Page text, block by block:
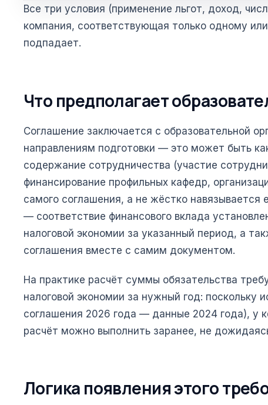
Все три условия (применение льгот, доход,
компания, соответствующая только одному
подпадает.
Что предполагает
Соглашение заключается с образовательной
направлениям подготовки — это может быть
содержание сотрудничества (участие
финансирование профильных кафедр,
самого соглашения, а не жёстко
— соответствие финансового вклада
налоговой экономии за указанный период, а
соглашения вместе с самим документом.
На практике расчёт суммы обязательства
налоговой экономии за нужный год: поскольку
соглашения 2026 года — данные 2024 года), у
расчёт можно выполнить заранее, не
Логика появления этого